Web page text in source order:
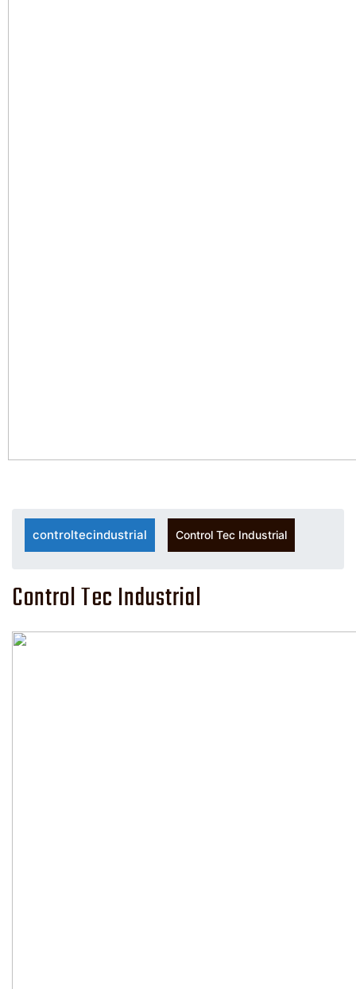
controltecindustrial Control Tec Industrial
Control Tec Industrial